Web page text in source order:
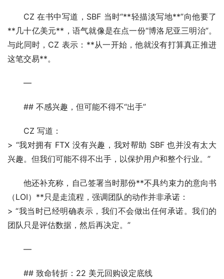
CZ 在书中写道，SBF 当时“**轻描淡写地**”向他要了
**几十亿美元**，语气就像是在点一份“博洛尼亚三明治”。
与此同时，CZ 表示：**从一开始，他就没有打算真正推进
这笔交易**。
—
## 不感兴趣，但可能不得不“出手”
CZ 写道：
> “我对拥有 FTX 没有兴趣，我对帮助 SBF 也并没有太大
兴趣。但我们可能不得不出手，以保护用户和整个行业。”
他还补充称，自己签署当时那份**不具约束力的意向书
（LOI）**只是走流程，强调团队的动作并非承诺：
> “我当时已经明确表示，我们不会做出任何承诺。我们的
团队只是评估数据，然后再决定。”
—
## 致命转折：22 美元回购设定底线